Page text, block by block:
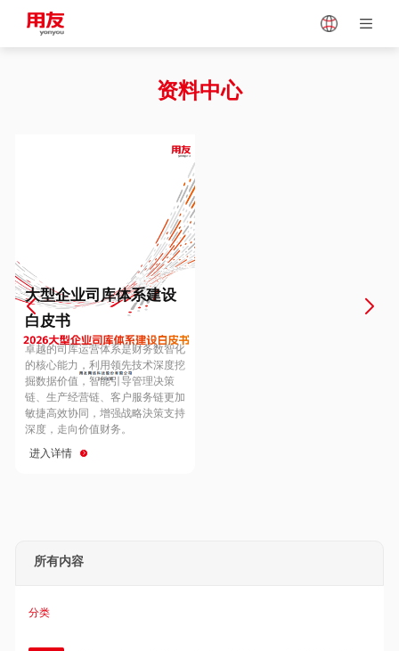
Vietnam
Europe
Hungary
Hong Kong
资料中心
大型企业司库体系建设
白皮书
卓越的司库运营体系是财务数智化
的核心能力，利用领先技术深度挖
掘数据价值，智能引导管理决策
链、生产经营链、客户服务链更加
敏捷高效协同，增强战略決策支持
深度，走向价值财务。
进入详情
所有内容
分类